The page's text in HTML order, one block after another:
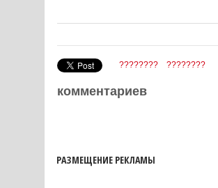
???????? ????????
комментариев
РАЗМЕЩЕНИЕ РЕКЛАМЫ